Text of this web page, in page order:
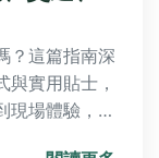
？這篇指南深
與實用貼士，
現場體驗，所